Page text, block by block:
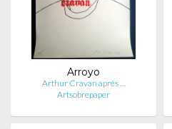
Arroyo
Arthur Cravan aprés …
Artsobrepaper